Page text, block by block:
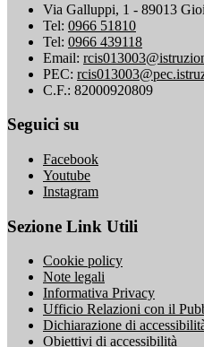
Via Galluppi, 1 - 89013
Tel: 0966 51810
Tel: 0966 439118
Email:
PEC:
C.F.: 82000920809
Seguici su
Facebook
Youtube
Instagram
Sezione Link Utili
Cookie policy
Note legali
Informativa Privacy
Ufficio Relazioni con il
Dichiarazione di
Obiettivi di accessibilità